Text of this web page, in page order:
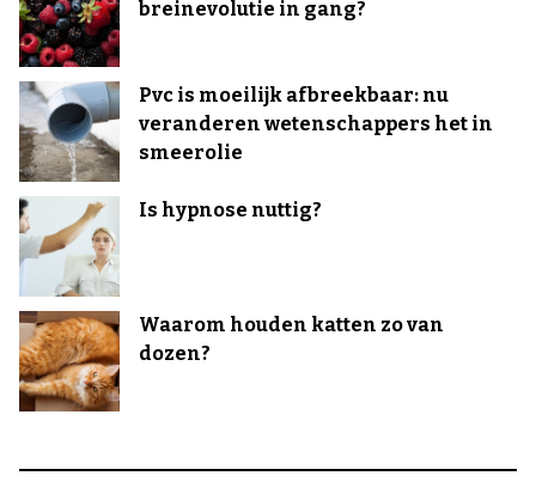
breinevolutie in gang?
Pvc is moeilijk afbreekbaar: nu
veranderen wetenschappers het in
smeerolie
Is hypnose nuttig?
Waarom houden katten zo van
dozen?